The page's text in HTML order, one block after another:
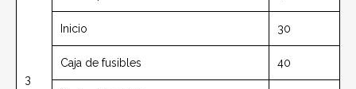
3
Inicio 30
Caja de fusibles 40